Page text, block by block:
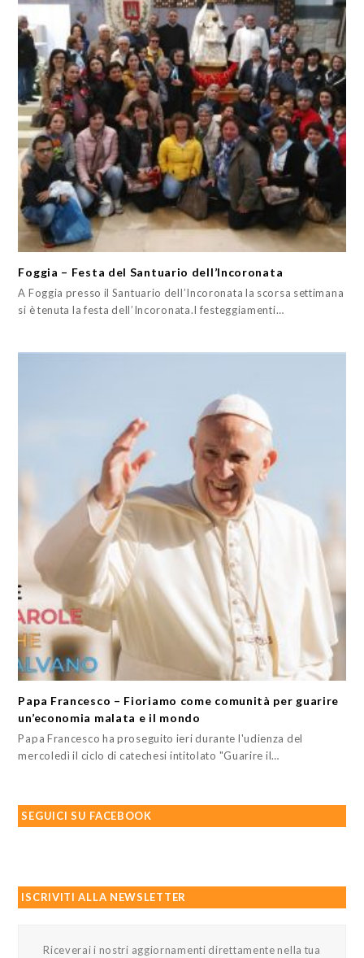
Foggia – Festa del Santuario dell’Incoronata
A Foggia presso il Santuario dell’Incoronata la scorsa settimana
si è tenuta la festa dell’Incoronata.I festeggiamenti…
Papa Francesco – Fioriamo come comunità per guarire
un’economia malata e il mondo
Papa Francesco ha proseguito ieri durante l'udienza del
mercoledì il ciclo di catechesi intitolato "Guarire il…
SEGUICI SU FACEBOOK
ISCRIVITI ALLA NEWSLETTER
Riceverai i nostri aggiornamenti direttamente nella tua